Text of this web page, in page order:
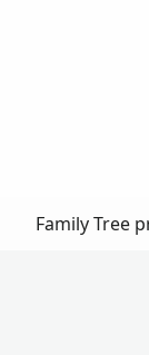
Family Tree